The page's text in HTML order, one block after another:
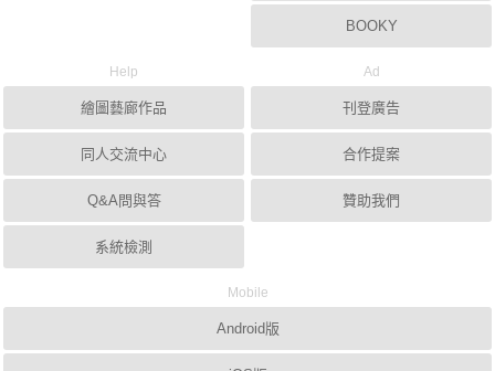
BOOKY
Help
繪圖藝廊作品
同人交流中心
Q&A問與答
系統檢測
Ad
刊登廣告
合作提案
贊助我們
Mobile
Android版